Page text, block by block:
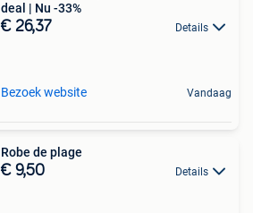
deal | Nu -33%
€ 26,37 Details
Bezoek website Vandaag
Robe de plage
€ 9,50 Details